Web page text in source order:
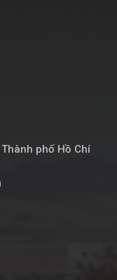
phố Hồ Chí